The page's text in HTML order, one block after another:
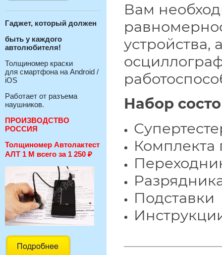
Гаджет, который должен
быть у каждого
автолюбителя!
Толщиномер краски
для смартфона на Android /
iOS
Работает от разъема
наушников.
ПРОИЗВОДСТВО
РОССИЯ
Толщиномер Автолактест
АЛТ 1 М всего за 1 250 ₽
Вам
устройства,
Набор
Комплекта
Подставки